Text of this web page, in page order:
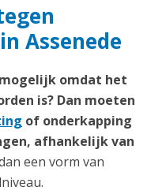
Assenede
omdat het
is? Dan moeten
of onderkapping
afhankelijk van
een vorm van